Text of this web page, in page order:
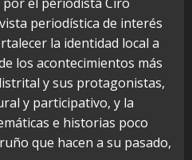
periodística de interés
la identidad local a
los acontecimientos más
y sus protagonistas,
y participativo, y la
e historias poco
que hacen a su pasado,